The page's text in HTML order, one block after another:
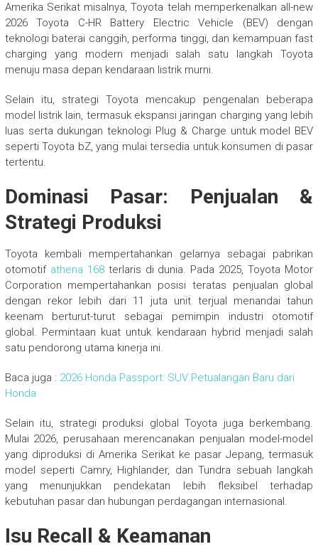
Amerika Serikat misalnya, Toyota telah memperkenalkan all-new
2026 Toyota C-HR Battery Electric Vehicle (BEV) dengan
teknologi baterai canggih, performa tinggi, dan kemampuan fast
charging yang modern menjadi salah satu langkah Toyota
menuju masa depan kendaraan listrik murni.
Selain itu, strategi Toyota mencakup pengenalan beberapa
model listrik lain, termasuk ekspansi jaringan charging yang lebih
luas serta dukungan teknologi Plug & Charge untuk model BEV
seperti Toyota bZ, yang mulai tersedia untuk konsumen di pasar
tertentu.
Dominasi Pasar: Penjualan &
Strategi Produksi
Toyota kembali mempertahankan gelarnya sebagai pabrikan
otomotif athena 168 terlaris di dunia. Pada 2025, Toyota Motor
Corporation mempertahankan posisi teratas penjualan global
dengan rekor lebih dari 11 juta unit terjual menandai tahun
keenam berturut-turut sebagai pemimpin industri otomotif
global. Permintaan kuat untuk kendaraan hybrid menjadi salah
satu pendorong utama kinerja ini.
Baca juga : 2026 Honda Passport: SUV Petualangan Baru dari
Honda
Selain itu, strategi produksi global Toyota juga berkembang.
Mulai 2026, perusahaan merencanakan penjualan model-model
yang diproduksi di Amerika Serikat ke pasar Jepang, termasuk
model seperti Camry, Highlander, dan Tundra sebuah langkah
yang menunjukkan pendekatan lebih fleksibel terhadap
kebutuhan pasar dan hubungan perdagangan internasional.
Isu Recall & Keamanan